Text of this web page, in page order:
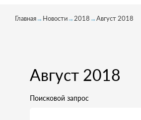
Главная→Новости→2018→Август 2018
Август 2018
Поисковой запрос